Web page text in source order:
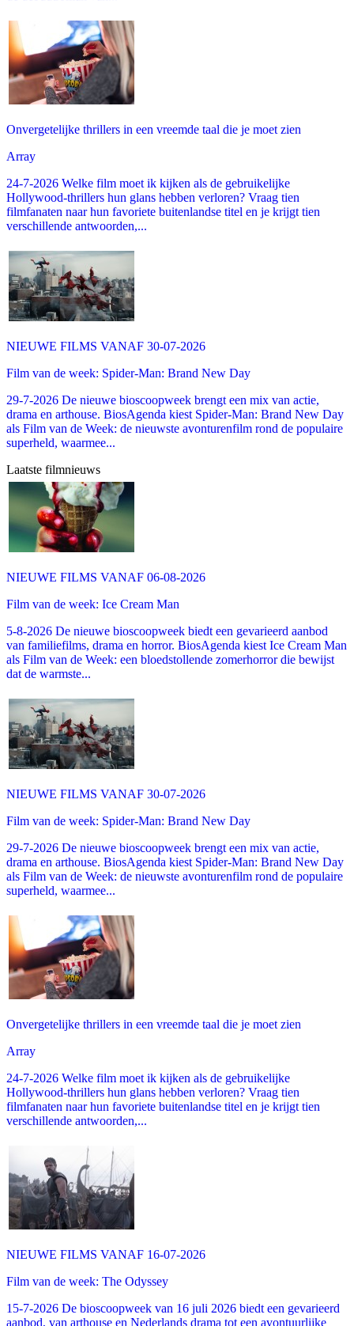
Onvergetelijke thrillers in een vreemde taal die je moet zien
Array
24-7-2026 Welke film moet ik kijken als de gebruikelijke
Hollywood-thrillers hun glans hebben verloren? Vraag tien
filmfanaten naar hun favoriete buitenlandse titel en je krijgt tien
verschillende antwoorden,...
NIEUWE FILMS VANAF 30-07-2026
Film van de week: Spider-Man: Brand New Day
29-7-2026 De nieuwe bioscoopweek brengt een mix van actie,
drama en arthouse. BiosAgenda kiest Spider-Man: Brand New Day
als Film van de Week: de nieuwste avonturenfilm rond de populaire
superheld, waarmee...
Laatste filmnieuws
NIEUWE FILMS VANAF 06-08-2026
Film van de week: Ice Cream Man
5-8-2026 De nieuwe bioscoopweek biedt een gevarieerd aanbod
van familiefilms, drama en horror. BiosAgenda kiest Ice Cream Man
als Film van de Week: een bloedstollende zomerhorror die bewijst
dat de warmste...
NIEUWE FILMS VANAF 30-07-2026
Film van de week: Spider-Man: Brand New Day
29-7-2026 De nieuwe bioscoopweek brengt een mix van actie,
drama en arthouse. BiosAgenda kiest Spider-Man: Brand New Day
als Film van de Week: de nieuwste avonturenfilm rond de populaire
superheld, waarmee...
Onvergetelijke thrillers in een vreemde taal die je moet zien
Array
24-7-2026 Welke film moet ik kijken als de gebruikelijke
Hollywood-thrillers hun glans hebben verloren? Vraag tien
filmfanaten naar hun favoriete buitenlandse titel en je krijgt tien
verschillende antwoorden,...
NIEUWE FILMS VANAF 16-07-2026
Film van de week: The Odyssey
15-7-2026 De bioscoopweek van 16 juli 2026 biedt een gevarieerd
aanbod, van arthouse en Nederlands drama tot een avontuurlijke